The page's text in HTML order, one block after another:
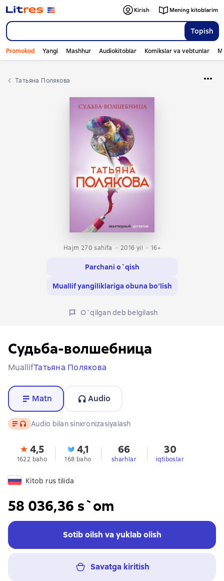
Topish
Kirish Mening kitoblarim
Promokod Yangi Mashhur Audiokitoblar Komikslar va vebtunlar
Татьяна Полякова
Hajm 270 sahifa 2016 yil 16+
Parchani o`qish
Muallif yangiliklariga obuna bo‘lish
O`qilgan deb belgilash
Судьба-волшебница
MuallifТатьяна Полякова
Matn Audio
Matn, audio format mavjud
Audio bilan sinxronizasiyalash
4,5
1622 baho
4,1
168 baho
66
sharhlar
30
iqtiboslar
Kitob rus tilida
58 036,36 s`om
Sotib oilsh va yuklab olish
Savatga kiritish